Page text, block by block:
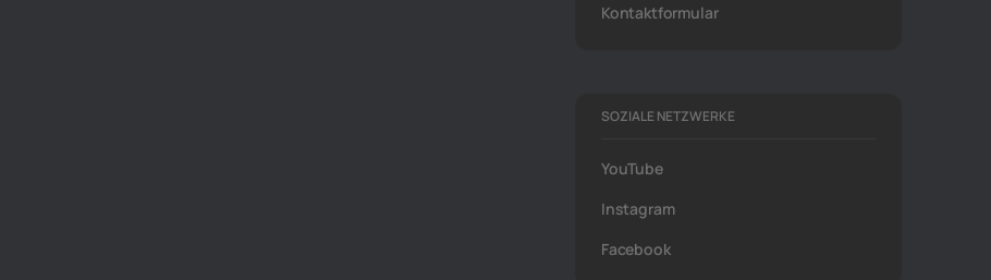
Kontaktformular
SOZIALE NETZWERKE
YouTube
Instagram
Facebook